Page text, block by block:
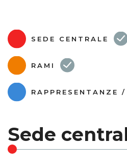
SEDE CENTRALE
RAMI
RAPPRESENTANZE
Sede